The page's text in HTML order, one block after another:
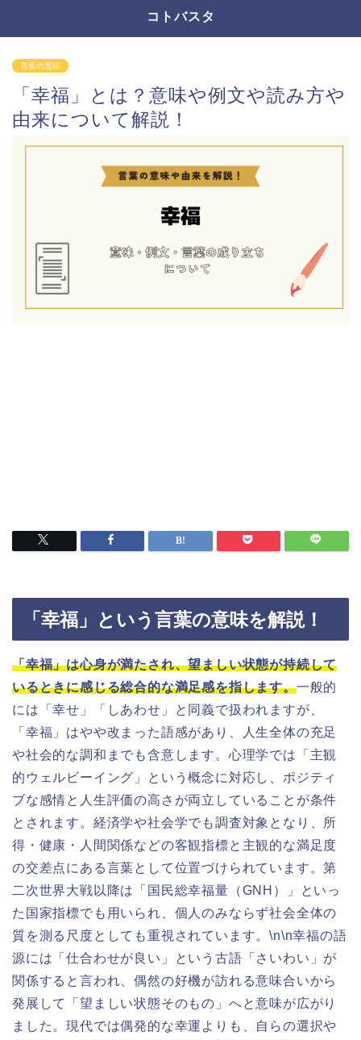
コトバスタ
言葉の意味
「幸福」とは？意味や例文や読み方や
由来について解説！
「幸福」という言葉の意味を解説！
「幸福」は心身が満たされ、望ましい状態が持続して
いるときに感じる総合的な満足感を指します。一般的
には「幸せ」「しあわせ」と同義で扱われますが、
「幸福」はやや改まった語感があり、人生全体の充足
や社会的な調和までも含意します。心理学では「主観
的ウェルビーイング」という概念に対応し、ポジティ
ブな感情と人生評価の高さが両立していることが条件
とされます。経済学や社会学でも調査対象となり、所
得・健康・人間関係などの客観指標と主観的な満足度
の交差点にある言葉として位置づけられています。第
二次世界大戦以降は「国民総幸福量（GNH）」といっ
た国家指標でも用いられ、個人のみならず社会全体の
質を測る尺度としても重視されています。\n\n幸福の語
源には「仕合わせが良い」という古語「さいわい」が
関係すると言われ、偶然の好機が訪れる意味合いから
発展して「望ましい状態そのもの」へと意味が広がり
ました。現代では偶発的な幸運よりも、自らの選択や